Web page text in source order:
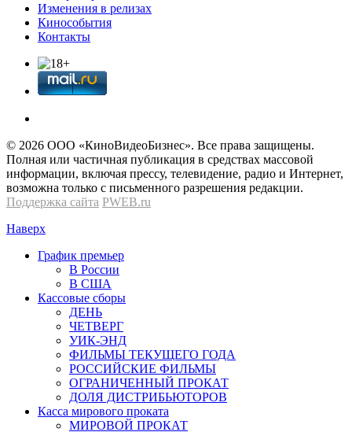
Изменения в релизах
Кинособытия
Контакты
© 2026 OOО «КиноВидеоБизнес». Все права защищены.
Полная или частичная публикация в средствах массовой
информации, включая прессу, телевидение, радио и Интернет,
возможна только с письменного разрешения редакции.
Поддержка сайта PWEB.ru
Наверх
График премьер
В России
В США
Кассовые сборы
ДЕНЬ
ЧЕТВЕРГ
УИК-ЭНД
ФИЛЬМЫ ТЕКУЩЕГО ГОДА
РОССИЙСКИЕ ФИЛЬМЫ
ОГРАНИЧЕННЫЙ ПРОКАТ
ДОЛЯ ДИСТРИБЬЮТОРОВ
Касса мирового проката
МИРОВОЙ ПРОКАТ